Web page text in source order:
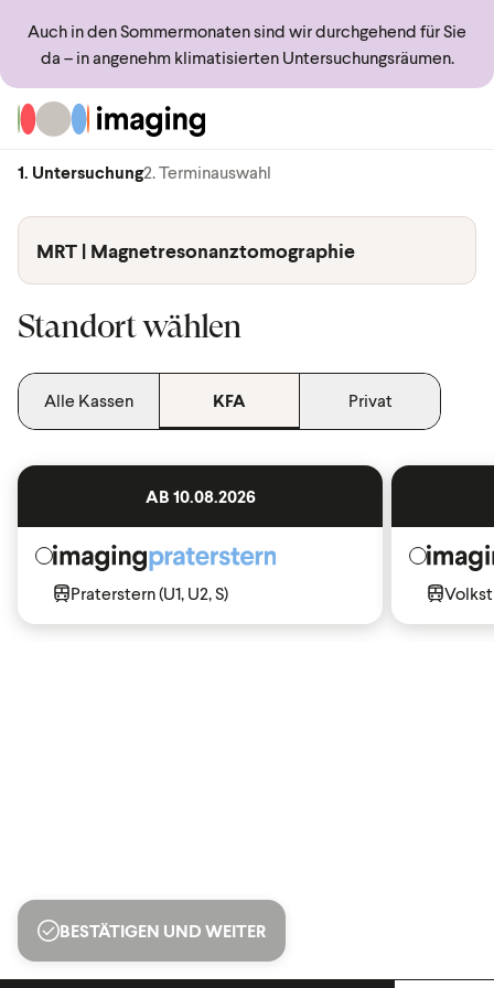
Auch in den Sommermonaten sind wir durchgehend für Sie
da – in angenehm klimatisierten Untersuchungsräumen.
Zur Startseite
1. Untersuchung2. Terminauswahl
MRT | Magnetresonanztomographie
Standort wählen
Alle Kassen KFA Privat
AB 10.08.2026
Praterstern (U1, U2, S)
BESTÄTIGEN UND WEITER